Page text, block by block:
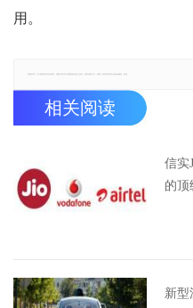
用。
相关阅读
信实
的顶
新型